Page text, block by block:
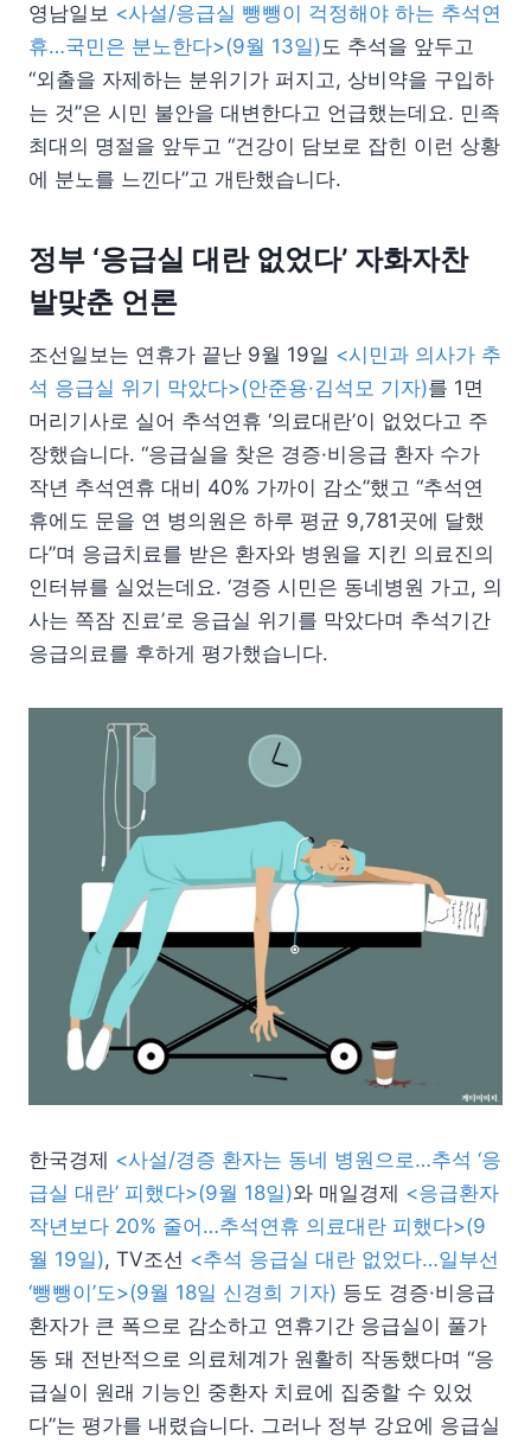
영남일보 <사설/응급실 뺑뺑이 걱정해야 하는 추석연
휴…국민은 분노한다>(9월 13일)도 추석을 앞두고
“외출을 자제하는 분위기가 퍼지고, 상비약을 구입하
는 것”은 시민 불안을 대변한다고 언급했는데요. 민족
최대의 명절을 앞두고 “건강이 담보로 잡힌 이런 상황
에 분노를 느낀다”고 개탄했습니다.
정부 ‘응급실 대란 없었다’ 자화자찬
발맞춘 언론
조선일보는 연휴가 끝난 9월 19일 <시민과 의사가 추
석 응급실 위기 막았다>(안준용·김석모 기자)를 1면
머리기사로 실어 추석연휴 ‘의료대란’이 없었다고 주
장했습니다. “응급실을 찾은 경증·비응급 환자 수가
작년 추석연휴 대비 40% 가까이 감소”했고 “추석연
휴에도 문을 연 병의원은 하루 평균 9,781곳에 달했
다”며 응급치료를 받은 환자와 병원을 지킨 의료진의
인터뷰를 실었는데요. ‘경증 시민은 동네병원 가고, 의
사는 쪽잠 진료’로 응급실 위기를 막았다며 추석기간
응급의료를 후하게 평가했습니다.
한국경제 <사설/경증 환자는 동네 병원으로…추석 ‘응
급실 대란’ 피했다>(9월 18일)와 매일경제 <응급환자
작년보다 20% 줄어…추석연휴 의료대란 피했다>(9
월 19일), TV조선 <추석 응급실 대란 없었다…일부선
‘뺑뺑이’도>(9월 18일 신경희 기자) 등도 경증·비응급
환자가 큰 폭으로 감소하고 연휴기간 응급실이 풀가
동 돼 전반적으로 의료체계가 원활히 작동했다며 “응
급실이 원래 기능인 중환자 치료에 집중할 수 있었
다”는 평가를 내렸습니다. 그러나 정부 강요에 응급실